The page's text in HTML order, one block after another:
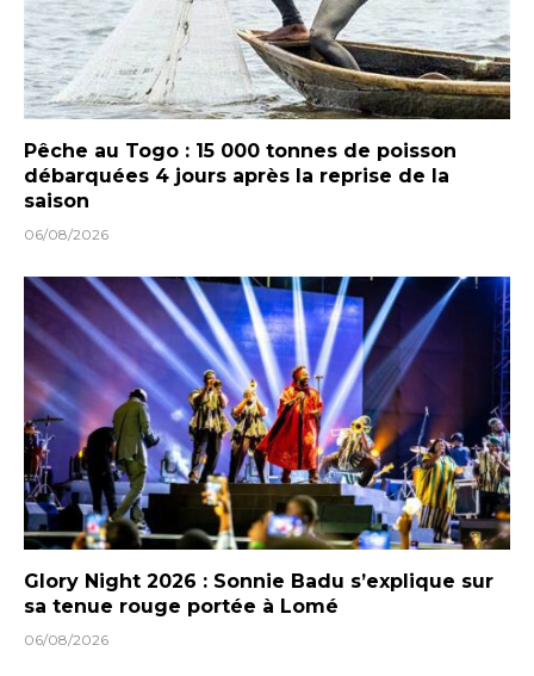
Pêche au Togo : 15 000 tonnes de poisson
débarquées 4 jours après la reprise de la
saison
06/08/2026
Glory Night 2026 : Sonnie Badu s’explique sur
sa tenue rouge portée à Lomé
06/08/2026